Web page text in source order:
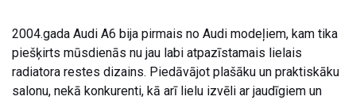
2004.gada Audi A6 bija pirmais no Audi modeļiem, kam tika
piešķirts mūsdienās nu jau labi atpazīstamais lielais
radiatora restes dizains. Piedāvājot plašāku un praktiskāku
salonu, nekā konkurenti, kā arī lielu izvēli ar jaudīgiem un